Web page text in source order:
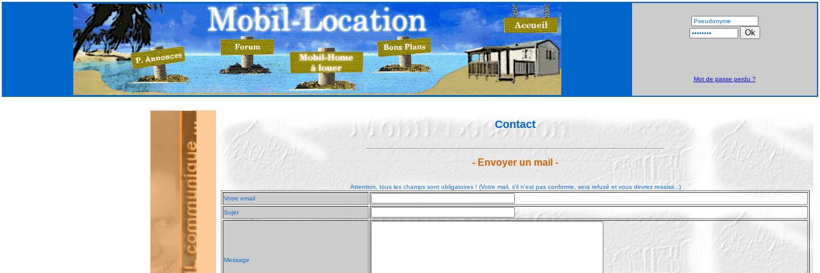
Mot de passe perdu ?
Contact
- Envoyer un mail -
Attention, tous les champs sont obligatoires ! (Votre mail, s'il n'est pas conforme, sera refusé et vous devrez resaisir...)
Votre email
Sujet
Message